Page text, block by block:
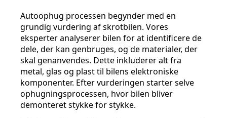
Autoophug processen begynder med en
grundig vurdering af skrotbilen. Vores
eksperter analyserer bilen for at identificere de
dele, der kan genbruges, og de materialer, der
skal genanvendes. Dette inkluderer alt fra
metal, glas og plast til bilens elektroniske
komponenter. Efter vurderingen starter selve
ophugningsprocessen, hvor bilen bliver
demonteret stykke for stykke.